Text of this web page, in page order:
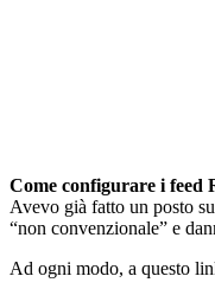
Come configurare i feed
Avevo già fatto un posto
“non convenzionale” e
Ad ogni modo, a questo